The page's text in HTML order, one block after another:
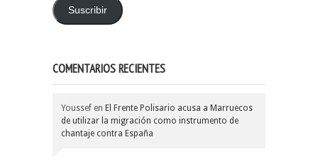
emailSuscribir
COMENTARIOS RECIENTES
Youssef en El Frente Polisario acusa a Marruecos
de utilizar la migración como instrumento de
chantaje contra España